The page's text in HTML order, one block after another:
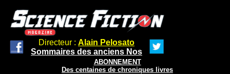
Directeur : Alain Pelosato
Sommaires des anciens Nos
ABONNEMENT
Des centaines de chroniques livres